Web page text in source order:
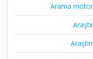
Arama